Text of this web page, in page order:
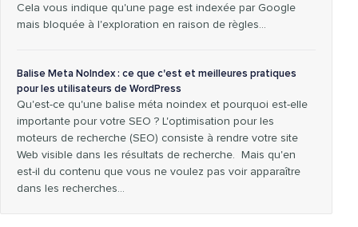
Cela vous indique qu'une page est indexée par Google
mais bloquée à l'exploration en raison de règles…
Balise Meta NoIndex : ce que c'est et meilleures pratiques
pour les utilisateurs de WordPress
Qu'est-ce qu'une balise méta noindex et pourquoi est-elle
importante pour votre SEO ? L'optimisation pour les
moteurs de recherche (SEO) consiste à rendre votre site
Web visible dans les résultats de recherche. Mais qu'en
est-il du contenu que vous ne voulez pas voir apparaître
dans les recherches…